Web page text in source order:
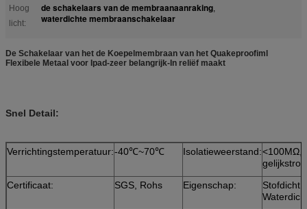
Hoog
licht:
de schakelaars van de membraanaanraking,
waterdichte membraanschakelaar
De Schakelaar van het de Koepelmembraan van het Quakeproofiml
Flexibele Metaal voor Ipad-zeer belangrijk-In reliëf maakt
Snel Detail:
Verrichtingstemperatuur:-40℃~70℃ Isolatieweerstand:<100MΩ,
Certificaat:
SGS, Rohs Eigenschap:
Stofdicht,